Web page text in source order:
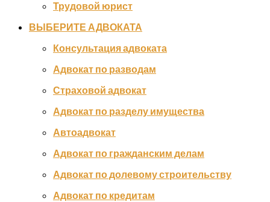
Трудовой юрист
ВЫБЕРИТЕ АДВОКАТА
Консультация адвоката
Адвокат по разводам
Страховой адвокат
Адвокат по разделу имущества
Автоадвокат
Адвокат по гражданским делам
Адвокат по долевому строительству
Адвокат по кредитам